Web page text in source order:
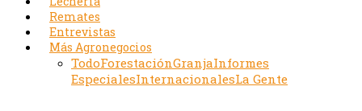
Remates
Entrevistas
Más Agronegocios
TodoForestaciónGranjaInformes
EspecialesInternacionalesLa Gente